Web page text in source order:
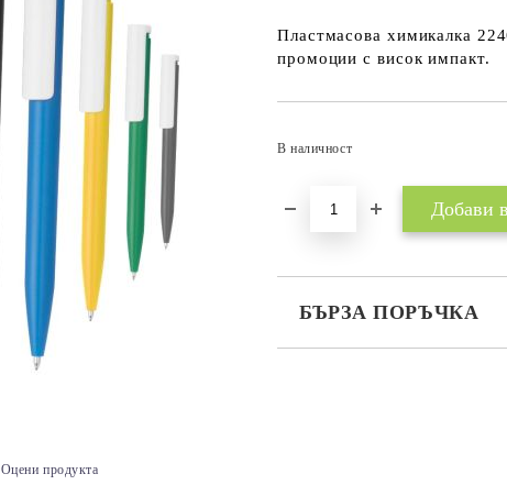
Пластмасова химикалка
промоции с висок импакт.
В наличност
БЪРЗА ПОРЪЧКА
Оцени продукта